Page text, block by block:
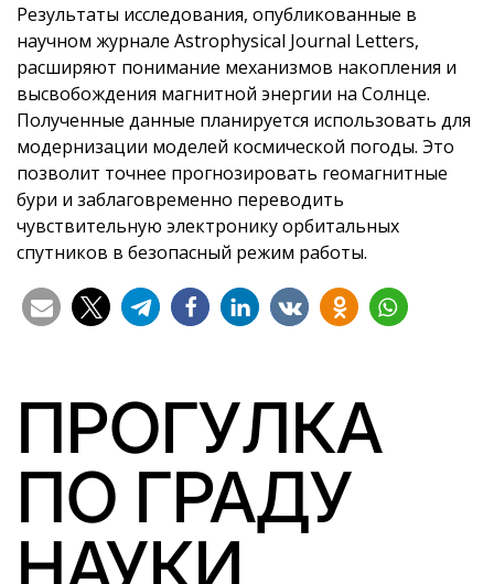
Результаты исследования, опубликованные в
научном журнале Astrophysical Journal Letters,
расширяют понимание механизмов накопления и
высвобождения магнитной энергии на Солнце.
Полученные данные планируется использовать для
модернизации моделей космической погоды. Это
позволит точнее прогнозировать геомагнитные
бури и заблаговременно переводить
чувствительную электронику орбитальных
спутников в безопасный режим работы.
ПРОГУЛКА
ПО ГРАДУ
НАУКИ